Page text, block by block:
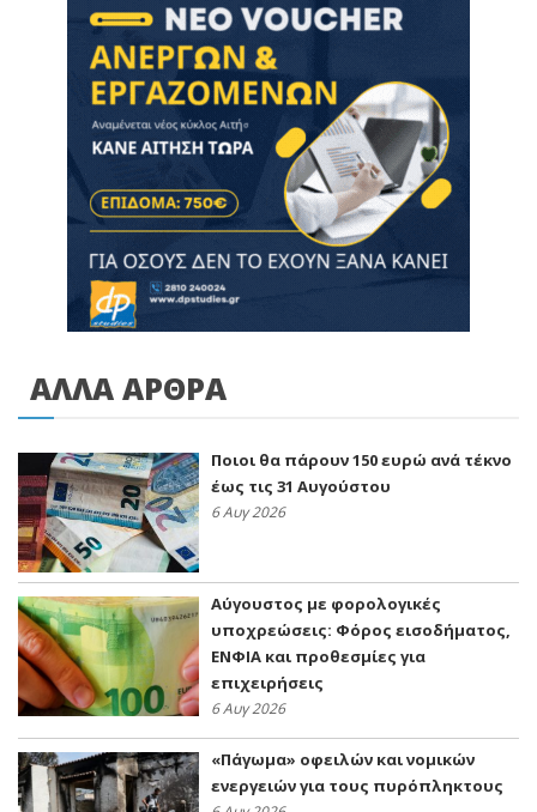
ΑΛΛΑ ΑΡΘΡΑ
Ποιοι θα πάρουν 150 ευρώ ανά τέκνο
έως τις 31 Αυγούστου
6 Αυγ 2026
Αύγουστος με φορολογικές
υποχρεώσεις: Φόρος εισοδήματος,
ΕΝΦΙΑ και προθεσμίες για
επιχειρήσεις
6 Αυγ 2026
«Πάγωμα» οφειλών και νομικών
ενεργειών για τους πυρόπληκτους